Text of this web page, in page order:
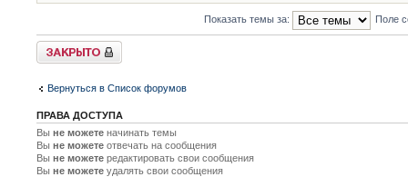
Показать темы за: Поле
Форум закрыт
Вернуться в Список форумов
ПРАВА ДОСТУПА
Вы не можете начинать темы
Вы не можете отвечать на сообщения
Вы не можете редактировать свои сообщения
Вы не можете удалять свои сообщения